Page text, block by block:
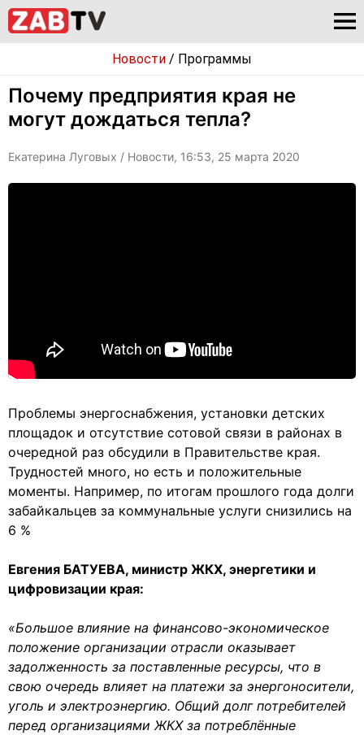
Новости / Программы
Почему предприятия края не
могут дождаться тепла?
Екатерина Луговых / Новости, 16:53, 25 марта 2020
Проблемы энергоснабжения, установки детских
площадок и отсутствие сотовой связи в районах в
очередной раз обсудили в Правительстве края.
Трудностей много, но есть и положительные
моменты. Например, по итогам прошлого года долги
забайкальцев за коммунальные услуги снизились на
6 %
Евгения БАТУЕВА, министр ЖКХ, энергетики и
цифровизации края:
«Большое влияние на финансово-экономическое
положение организации отрасли оказывает
задолженность за поставленные ресурсы, что в
свою очередь влияет на платежи за энергоносители,
уголь и электроэнергию. Общий долг потребителей
перед организациями ЖКХ за потреблённые